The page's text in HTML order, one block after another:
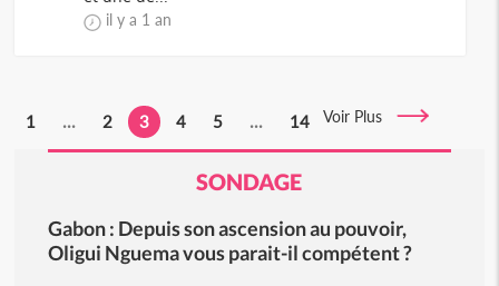
il y a 1 an
1 ... 2 3 4 5 ... 14 Voir Plus
SONDAGE
Gabon : Depuis son ascension au pouvoir,
Oligui Nguema vous parait-il compétent ?